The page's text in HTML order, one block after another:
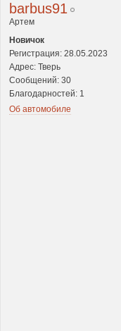
barbus91
Артем
Новичок
Регистрация: 28.05.2023
Адрес: Тверь
Сообщений: 30
Благодарностей: 1
Об автомобиле